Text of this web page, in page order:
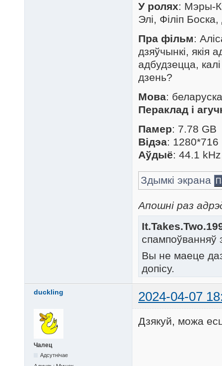
У ролях: Мэры-
Элі, Філіп
Пра фільм:
дзяўчынкі, якія
адбудзецца,
дзень?
Мова:
Пераклад і
Памер: 7.78 GB
Відэа: 1280*716
Аўдыё: 44.1
Здымкі экрана
Апошні раз
Вы не маеце
допісу.
duckling 2024-04-07
Чалец
Адсутнічае
Дзякуй, можа